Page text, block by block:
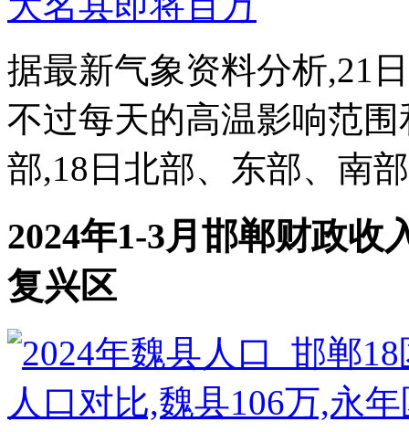
据最新气象资料分析,21
不过每天的高温影响范
部,18日北部、东部、南
2024年1-3月邯郸财政收
复兴区